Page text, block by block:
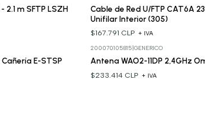
m SFTP LSZH
Cable de Red U/FTP CAT6A
Unifilar Interior (305)
$167.791 CLP + IVA
E-STSP
200070105815 GENERICO
Antena WAO2-11DP 2,4GHz
$233.414 CLP + IVA